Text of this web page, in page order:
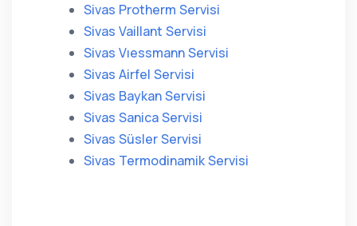
Sivas Protherm Servisi
Sivas Vaillant Servisi
Sivas Vıessmann Servisi
Sivas Airfel Servisi
Sivas Baykan Servisi
Sivas Sanica Servisi
Sivas Süsler Servisi
Sivas Termodinamik Servisi